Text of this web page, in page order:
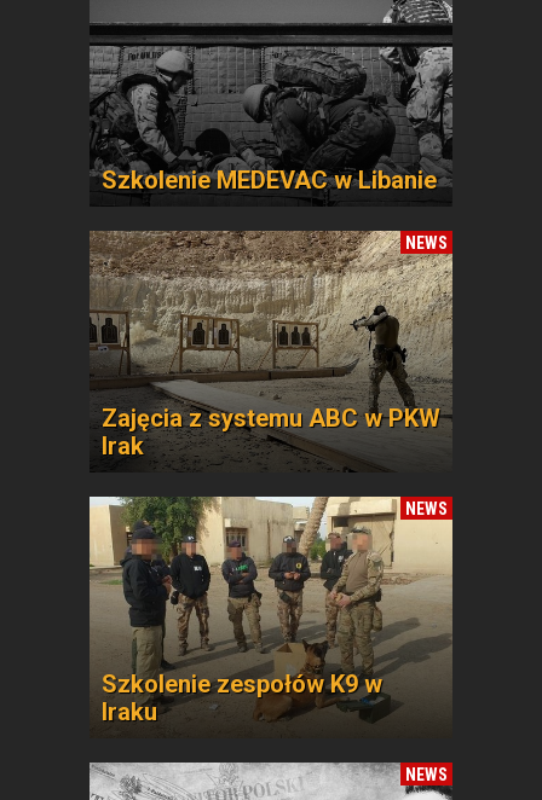
Szkolenie MEDEVAC w Libanie
NEWS
Zajęcia z systemu ABC w PKW
Irak
NEWS
Szkolenie zespołów K9 w
Iraku
NEWS